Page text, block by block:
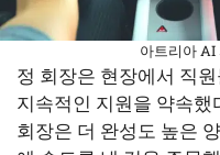
아트리아
정 회장은 현장에서 직
지속적인 지원을 약속했
회장은 더 완성도 높은